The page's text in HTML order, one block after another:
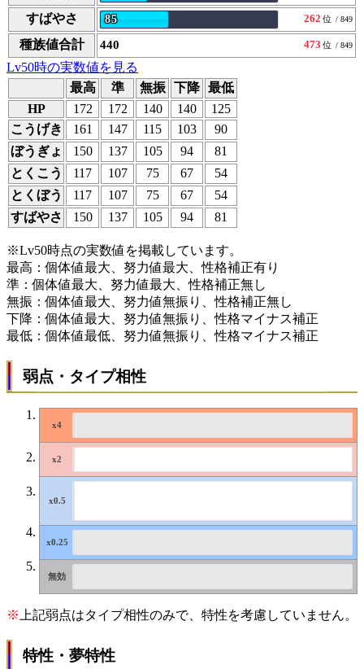
すばやさ 85 262 位 / 849
種族値合計 440 473 位 / 849
Lv50時の実数値を見る
最高
準 無振 下降 最低
HP
172 172 140 140
125
こうげき
161 147 115 103
90
ぼうぎょ
150 137 105 94
81
とくこう
117 107 75 67
54
とくぼう
117 107 75 67
54
すばやさ
150 137 105 94 81
※Lv50時点の実数値を掲載しています。
最高：個体値最大、努力値最大、性格補正有り
準：個体値最大、努力値最大、性格補正無し
無振：個体値最大、努力値無振り、性格補正無し
下降：個体値最大、努力値無振り、性格マイナス補正
最低：個体値最低、努力値無振り、性格マイナス補正
弱点・タイプ相性
※ 上記弱点はタイプ相性のみで、特性を考慮していません。
特性・夢特性